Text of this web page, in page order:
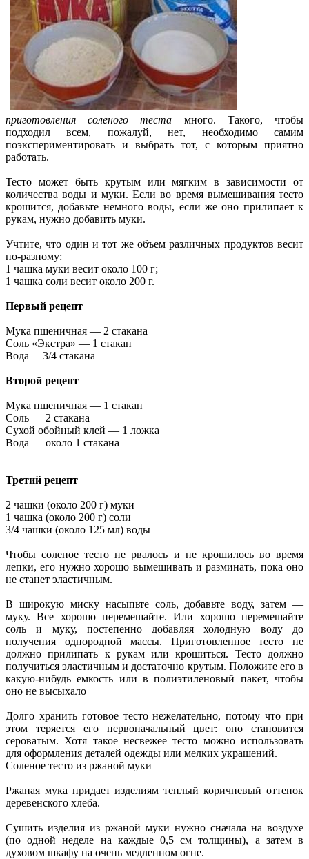
приготовления соленого теста много. Такого, чтобы
подходил всем, пожалуй, нет, необходимо самим
поэкспериментировать и выбрать тот, с которым приятно
работать.
Тесто может быть крутым или мягким в зависимости от
количества воды и муки. Если во время вымешивания тесто
крошится, добавьте немного воды, если же оно прилипает к
рукам, нужно добавить муки.
Учтите, что один и тот же объем различных продуктов весит
по-разному:
1 чашка муки весит около 100 г;
1 чашка соли весит около 200 г.
Первый рецепт
Мука пшеничная — 2 стакана
Соль «Экстра» — 1 стакан
Вода —3/4 стакана
Второй рецепт
Мука пшеничная — 1 стакан
Соль — 2 стакана
Сухой обойный клей — 1 ложка
Вода — около 1 стакана
Третий рецепт
2 чашки (около 200 г) муки
1 чашка (около 200 г) соли
3/4 чашки (около 125 мл) воды
Чтобы соленое тесто не рвалось и не крошилось во время
лепки, его нужно хорошо вымешивать и разминать, пока оно
не станет эластичным.
В широкую миску насыпьте соль, добавьте воду, затем —
муку. Все хорошо перемешайте. Или хорошо перемешайте
соль и муку, постепенно добавляя холодную воду до
получения однородной массы. Приготовленное тесто не
должно прилипать к рукам или крошиться. Тесто должно
получиться эластичным и достаточно крутым. Положите его в
какую-нибудь емкость или в полиэтиленовый пакет, чтобы
оно не высыхало
Долго хранить готовое тесто нежелательно, потому что при
этом теряется его первоначальный цвет: оно становится
сероватым. Хотя такое несвежее тесто можно использовать
для оформления деталей одежды или мелких украшений.
Соленое тесто из ржаной муки
Ржаная мука придает изделиям теплый коричневый оттенок
деревенского хлеба.
Сушить изделия из ржаной муки нужно сначала на воздухе
(по одной неделе на каждые 0,5 см толщины), а затем в
духовом шкафу на очень медленном огне.